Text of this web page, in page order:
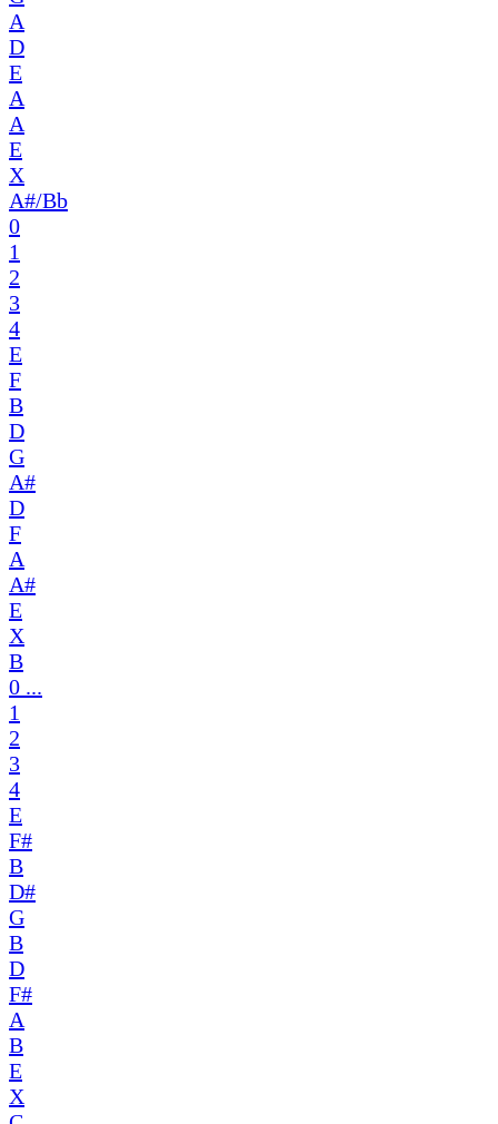
A
D
E
A
A
E
X
A#/Bb
0
1
2
3
4
E
F
B
D
G
A#
D
F
A
A#
E
X
B
0 ...
1
2
3
4
E
F#
B
D#
G
B
D
F#
A
B
E
X